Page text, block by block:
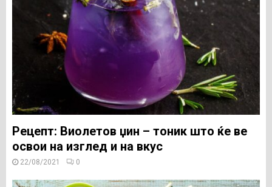
Рецепт: Виолетов џин – тоник што ќе ве
освои на изглед и на вкус
22/08/2021 0